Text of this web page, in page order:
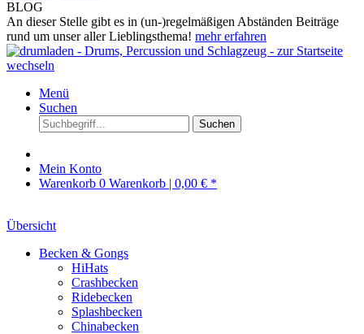
BLOG
An dieser Stelle gibt es in (un-)regelmäßigen Abständen Beiträge
rund um unser aller Lieblingsthema! mehr erfahren
Menü
Suchen
Suchen
Mein Konto
Warenkorb 0 Warenkorb | 0,00 € *
Übersicht
Becken & Gongs
HiHats
Crashbecken
Ridebecken
Splashbecken
Chinabecken